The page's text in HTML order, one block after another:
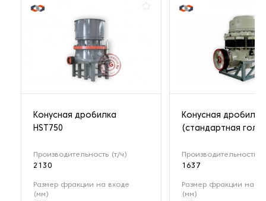
Конусная дробилка
HST750
Производительность (т/ч)
2130
Размер фракции на входе
(мм)
Конусная дробилка
(стандартная
Производительность
1637
Размер фракции на
(мм)